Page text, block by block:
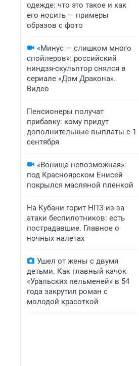
одежде: что это такое и как
его носить — примеры
образов с фото
«Минус — слишком много
спойлеров»: российский
ниндзя-скульптор снялся в
сериале «Дом Дракона».
Видео
Пенсионеры получат
прибавку: кому придут
дополнительные выплаты с 1
сентября
«Вонища невозможная»:
под Красноярском Енисей
покрылся масляной пленкой
На Кубани горит НПЗ из-за
атаки беспилотников: есть
пострадавшие. Главное о
ночных налетах
Ушел от жены с двумя
детьми. Как главный качок
«Уральских пельменей» в 54
года закрутил роман с
молодой красоткой